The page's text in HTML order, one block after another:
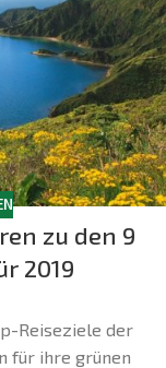
zu den 9
2019
Reiseziele der
für ihre grünen